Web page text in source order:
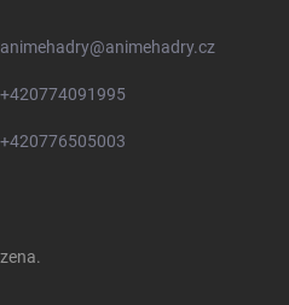
animehadry@animehadry.cz
+420774091995
+420776505003